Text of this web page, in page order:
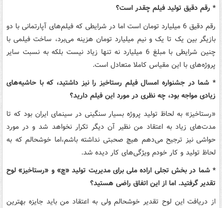
* رقم دقیق تولید فیلم چقدر است؟
رقم دقیق 6 میلیارد تومان است اما در شرایطی که فیلم‌های آپارتمانی با دو
بازیگر بین یک تا یک و نیم میلیارد تومان هزینه می‌برد، ساخت فیلمی با
چنین شرایطی با مبلغ 6 میلیارد نه تنها زیاد نیست بلکه به نسبت سایر
پروژه‌های با این مقیاس کاملا متعادل است.
* شما در جشنواره امسال فیلم رستاخیز را نیز داشتید، که با حاشیه‌های
زیادی مواجه بود، چه نظری در مورد این فیلم دارید؟
«رستاخیز» به لحاظ تولید پروژه بسیار سنگینی در سینمای ایران بود که تا
مدت‌های زیاد به اعتقاد من نظیر آن دیگر تکرار نخواهد شد و در مورد
حواشی نیز ترجیح می‌دهم هیچ صحبتی نداشته باشم،‌اما خوشحالم که به
لحاظ تولید و کار خودم ویژگی‌های کار دیده شد.
* شما در بخش تجلی اراده ملی برای مدیریت تولید «چ» و «رستاخیز» لوح
تقدیر گرفتید. اما از این اتفاق راضی هستید؟
از دریافت این لوح تقدیر خوشحالم ولی به اعتقاد من باید جایزه بهترین